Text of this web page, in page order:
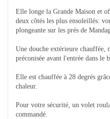
Elle longe la Grande Maison et
deux côtés les plus ensoleillés:
plongeante sur les prés de
Une douche extérieure chauffée,
préconisée avant l'entrée dans le
Elle est chauffée à 28 degrés
chaleur.
Pour votre sécurité, un volet
commandé.